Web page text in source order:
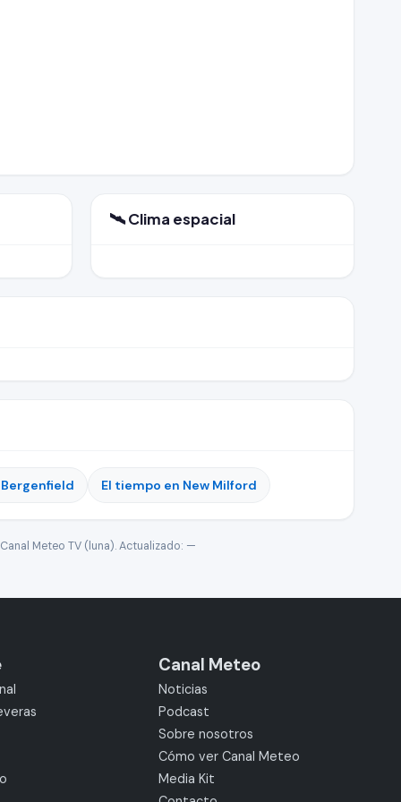
🛰️ Clima espacial
El tiempo en New Milford
Meteo TV (luna). Actualizado: —
Canal Meteo
Noticias
Podcast
Sobre nosotros
Cómo ver Canal Meteo
Media Kit